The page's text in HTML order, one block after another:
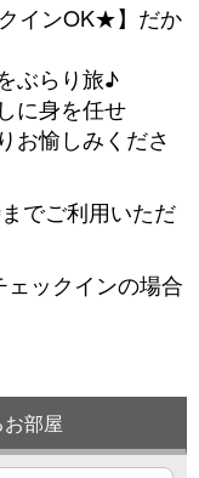
インOK★】だか
ぶらり旅♪
に身を任せ
お愉しみくださ
でご利用いただ
ックインの場合
部屋